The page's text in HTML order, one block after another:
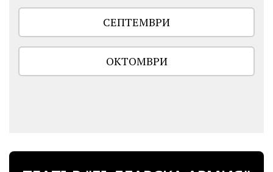
СЕПТЕМВРИ
ОКТОМВРИ